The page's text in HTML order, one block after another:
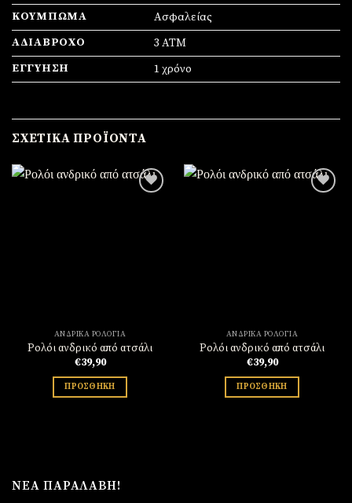
ΚΟΎΜΠΩΜΑ
Ασφαλείας
ΑΔΙΆΒΡΟΧΟ
3 ΑΤΜ
ΕΓΓΎΗΣΗ
1 χρόνο
ΣΧΕΤΙΚΆ ΠΡΟΪΌΝΤΑ
ΑΝΔΡΙΚΆ ΡΟΛΌΓΙΑ
Ρολόι ανδρικό από ατσάλι
€39,90
ΠΡΟΣΘΉΚΗ
ΑΝΔΡΙΚΆ ΡΟΛΌΓΙΑ
Ρολόι ανδρικό από ατσάλι
€39,90
ΠΡΟΣΘΉΚΗ
ΝΈΑ ΠΑΡΑΛΑΒΉ!